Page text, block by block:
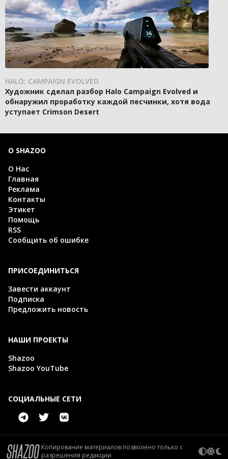
HALO: CAMPAIGN EVOLVED
Художник сделал разбор Halo Campaign Evolved и
обнаружил проработку каждой песчинки, хотя вода
уступает Crimson Desert
О SHAZOO
О Нас
Главная
Реклама
Контакты
Этикет
Помощь
RSS
Сообщить об ошибке
ПРИСОЕДИНИТЬСЯ
Завести аккаунт
Подписка
Предложить новость
НАШИ ПРОЕКТЫ
Shazoo
Shazoo YouTube
СОЦИАЛЬНЫЕ СЕТИ
Копирование материалов позволено только с
разрешения редакции